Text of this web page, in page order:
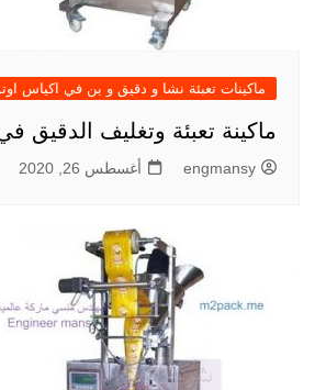
ماكينات تعبئة نشا و دقيق و بن في اكياس
ماكينة تعبئة وتغليف الدقيق
engmansy أغسطس 26, 2020